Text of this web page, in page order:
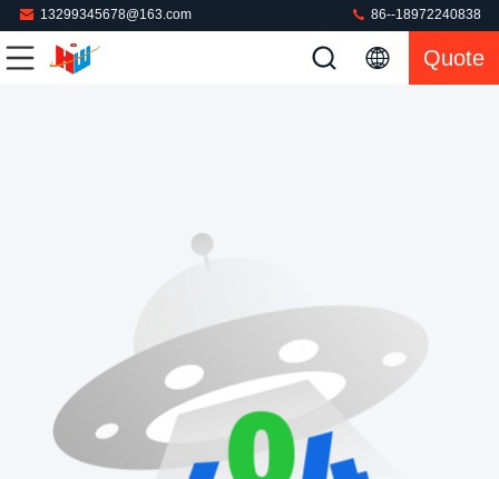
13299345678@163.com 86--18972240838
Quote